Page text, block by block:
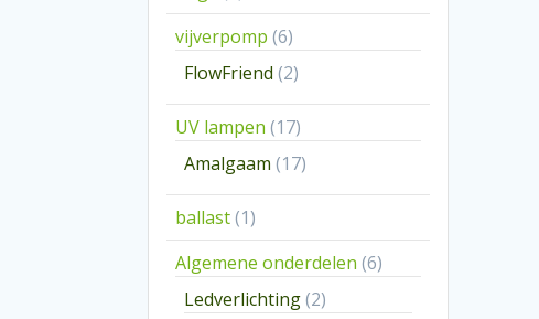
producten
vijverpomp 66
producten
FlowFriend 22
producten
UV lampen 1717
producten
Amalgaam 1717
producten
ballast 11
product
Algemene onderdelen 66
Ledverlichting 22